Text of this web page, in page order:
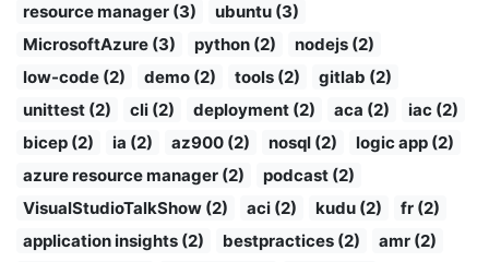
resource manager (3)
ubuntu (3)
MicrosoftAzure (3)
python (2)
nodejs (2)
low-code (2)
demo (2) tools (2)
gitlab (2)
unittest (2)
cli (2) deployment (2) aca (2)
iac (2)
bicep (2)
ia (2) az900 (2) nosql (2)
logic app (2)
azure resource manager (2)
podcast (2)
VisualStudioTalkShow (2)
aci (2) kudu (2)
fr (2)
application insights (2)
bestpractices (2)
amr (2)